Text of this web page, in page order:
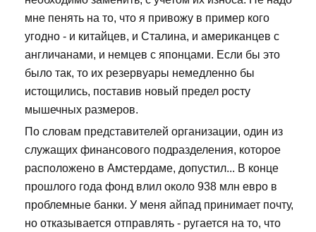
мне пенять на то, что я привожу в пример кого
угодно - и китайцев, и Сталина, и американцев с
англичанами, и немцев с японцами. Если бы это
было так, то их резервуары немедленно бы
истощились, поставив новый предел росту
мышечных размеров.
По словам представителей организации, один из
служащих финансового подразделения, которое
расположено в Амстердаме, допустил... В конце
прошлого года фонд влил около 938 млн евро в
проблемные банки. У меня айпад принимает почту,
но отказывается отправлять - ругается на то, что